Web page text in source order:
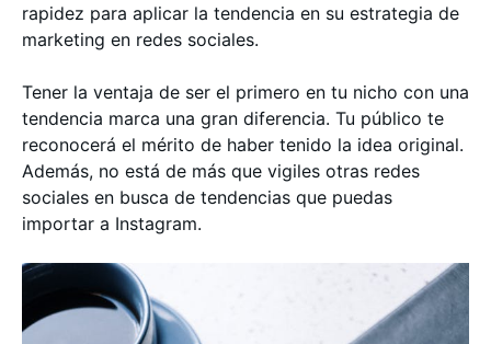
rapidez para aplicar la tendencia en su estrategia de
marketing en redes sociales.
Tener la ventaja de ser el primero en tu nicho con una
tendencia marca una gran diferencia. Tu público te
reconocerá el mérito de haber tenido la idea original.
Además, no está de más que vigiles otras redes
sociales en busca de tendencias que puedas
importar a Instagram.